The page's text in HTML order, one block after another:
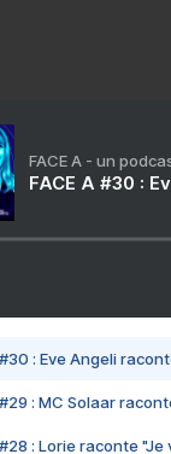
FACE A - un
FACE A #30 :
#30 : Eve Angeli
#29 : MC Solaar
#28 : Lorie raconte "Je